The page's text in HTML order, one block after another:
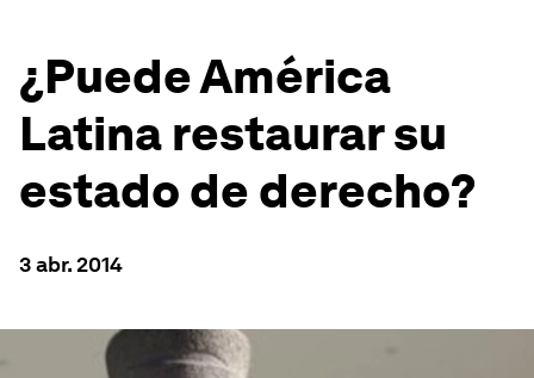
¿Puede América
Latina restaurar su
estado de derecho?
3 abr. 2014